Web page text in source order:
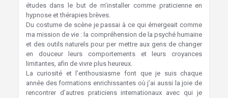
études dans le but de m’installer comme praticienne en
hypnose et thérapies brèves.Hypnose Ixelles
Du costume de scène je passai à ce qui émergeait comme
ma mission de vie : la compréhension de la psyché humaine
et des outils naturels pour per mettre aux gens de changer
en douceur leurs comportements et leurs croyances
limitantes, afin de vivre plus heureux.Hypnose Ixelles
La curiosité et l’enthousiasme font que je suis chaque
année des formations enrichissantes où j’ai aussi la joie de
rencontrer d’autres praticiens internationaux avec qui je